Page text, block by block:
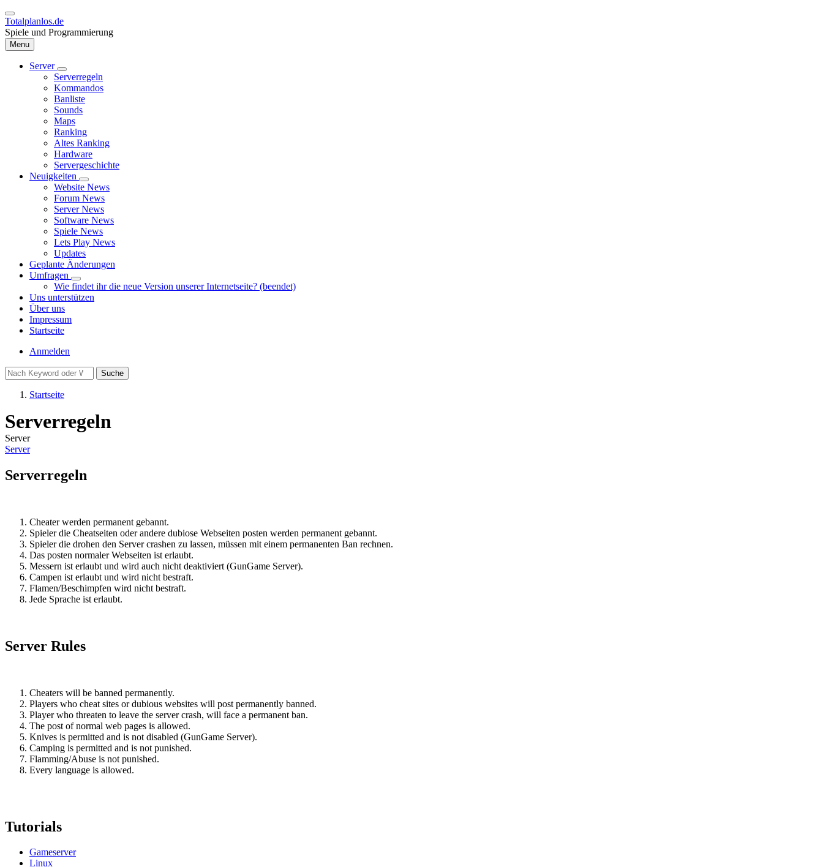
Direkt
zum
Inhalt
Totalplanlos.de
Spiele und Programmierung
Menu
Hauptnavigation
Server
Unternavigation
von
Server
Serverregeln
Kommandos
Banliste
Sounds
Maps
Ranking
Altes Ranking
Hardware
Servergeschichte
Neuigkeiten
Unternavigation
von
Neuigkeiten
Website News
Forum News
Server News
Software News
Spiele News
Lets Play News
Updates
Geplante Änderungen
Umfragen
Unternavigation
von
Umfragen
Wie findet ihr die neue Version unserer Internetseite? (beendet)
Uns unterstützen
Über uns
Impressum
Startseite
Benutzermenü
Anmelden
Suche
Startseite
Serverregeln
Server
Server
Serverregeln
Cheater werden permanent gebannt.
Spieler die Cheatseiten oder andere dubiose Webseiten posten werden permanent gebannt.
Spieler die drohen den Server crashen zu lassen, müssen mit einem permanenten Ban rechnen.
Das posten normaler Webseiten ist erlaubt.
Messern ist erlaubt und wird auch nicht deaktiviert (GunGame Server).
Campen ist erlaubt und wird nicht bestraft.
Flamen/Beschimpfen wird nicht bestraft.
Jede Sprache ist erlaubt.
Server Rules
Cheaters will be banned permanently.
Players who cheat sites or dubious websites will post permanently banned.
Player who threaten to leave the server crash, will face a permanent ban.
The post of normal web pages is allowed.
Knives is permitted and is not disabled (GunGame Server).
Camping is permitted and is not punished.
Flamming/Abuse is not punished.
Every language is allowed.
Tutorials
Gameserver
Linux